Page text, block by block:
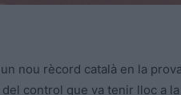
nou rècord català en la
control que va tenir lloc a la